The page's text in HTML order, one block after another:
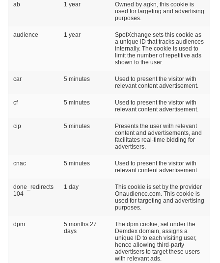
ab 1 year
Owned by agkn, this cookie is
used for targeting and advertising
purposes.
audience 1 year
SpotXchange sets this cookie as
a unique ID that tracks audiences
internally. The cookie is used to
limit the number of repetitive ads
shown to the user.
car 5 minutes
Used to present the visitor with
relevant content advertisement.
cf 5 minutes
Used to present the visitor with
relevant content advertisement.
cip 5 minutes
Presents the user with relevant
content and advertisements, and
facilitates real-time bidding for
advertisers.
cnac 5 minutes
Used to present the visitor with
relevant content advertisement.
done_redirects
104
1 day
This cookie is set by the provider
Onaudience.com. This cookie is
used for targeting and advertising
purposes.
dpm
5 months 27
days
The dpm cookie, set under the
Demdex domain, assigns a
unique ID to each visiting user,
hence allowing third-party
advertisers to target these users
with relevant ads.